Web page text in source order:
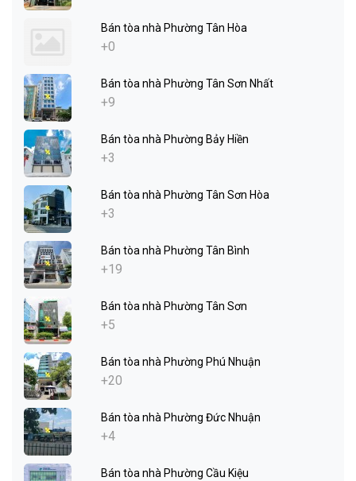
Bán tòa nhà Phường Tân Hòa
+0
Bán tòa nhà Phường Tân Sơn Nhất
+9
Bán tòa nhà Phường Bảy Hiền
+3
Bán tòa nhà Phường Tân Sơn Hòa
+3
Bán tòa nhà Phường Tân Bình
+19
Bán tòa nhà Phường Tân Sơn
+5
Bán tòa nhà Phường Phú Nhuận
+20
Bán tòa nhà Phường Đức Nhuận
+4
Bán tòa nhà Phường Cầu Kiệu